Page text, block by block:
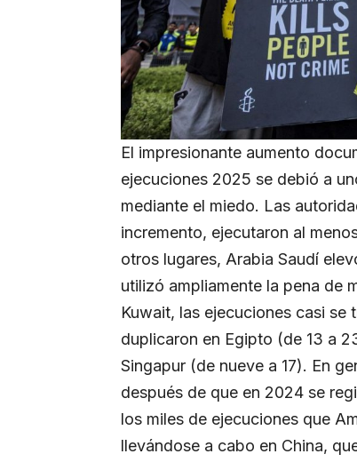
El impresionante aumento
ejecuciones 2025 se debió a
mediante el miedo. Las
incremento, ejecutaron al
otros lugares, Arabia Saudí
utilizó ampliamente la pena de
Kuwait, las ejecuciones casi se
duplicaron en Egipto (de 13 a
Singapur (de nueve a 17). En
después de que en 2024 se
los miles de ejecuciones que
llevándose a cabo en China,